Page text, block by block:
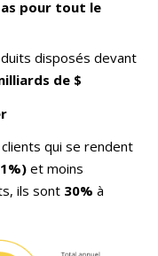
pour tout le
disposés devant
de $
qui se rendent
et moins
ils sont 30% à